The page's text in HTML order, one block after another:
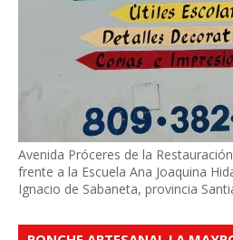
Avenida Próceres de la
frente a la Escuela Ana Joaquina
Ignacio de Sabaneta, provincia